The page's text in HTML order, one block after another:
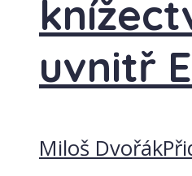
uvnitř
Miloš Dvořák